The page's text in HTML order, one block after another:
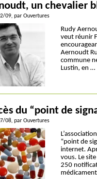
un chevalier
09, par Ouvertures
Rudy
veut réunir
Aernoudt
commune
Lustin, en …
du “point de
08, par Ouvertures
“point de
internet.
vous. Le
250